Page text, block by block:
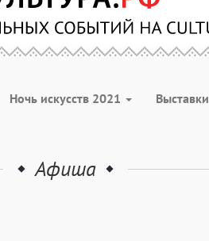
Ночь искусств 2021 Выставки
Афиша